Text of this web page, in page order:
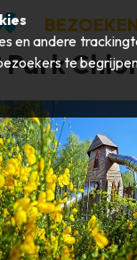
FAVORIETEN
Park
en andere
te